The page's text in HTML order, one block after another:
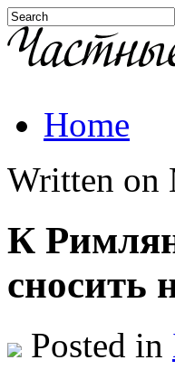
Home
Written on
К
сносить
Posted in